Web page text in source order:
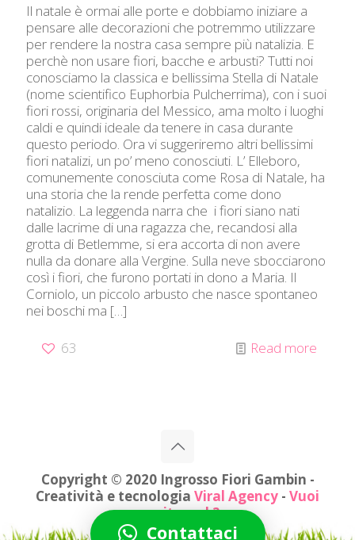
Il natale è ormai alle porte e dobbiamo iniziare a
pensare alle decorazioni che potremmo utilizzare
per rendere la nostra casa sempre più natalizia. E
perchè non usare fiori, bacche e arbusti? Tutti noi
conosciamo la classica e bellissima Stella di Natale
(nome scientifico Euphorbia Pulcherrima), con i suoi
fiori rossi, originaria del Messico, ama molto i luoghi
caldi e quindi ideale da tenere in casa durante
questo periodo. Ora vi suggeriremo altri bellissimi
fiori natalizi, un po’ meno conosciuti. L’ Elleboro,
comunemente conosciuta come Rosa di Natale, ha
una storia che la rende perfetta come dono
natalizio. La leggenda narra che i fiori siano nati
dalle lacrime di una ragazza che, recandosi alla
grotta di Betlemme, si era accorta di non avere
nulla da donare alla Vergine. Sulla neve sbocciarono
così i fiori, che furono portati in dono a Maria. Il
Corniolo, un piccolo arbusto che nasce spontaneo
nei boschi ma […]
63 Read more
Copyright © 2020 Ingrosso Fiori Gambin -
Creatività e tecnologia Viral Agency - Vuoi
un sito web?
Contattaci